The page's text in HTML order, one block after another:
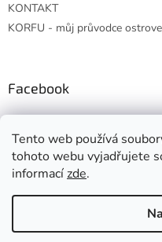
Tento web používá
tohoto webu vyjadřujete
informacízde.
KONTAKT
KORFU - můj průvodce
Facebook